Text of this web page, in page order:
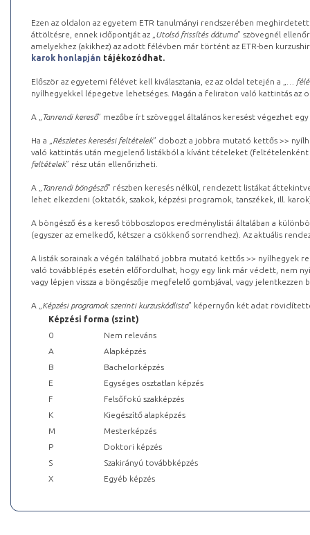
Ezen az oldalon az egyetem ETR tanulmányi rendszerében
áttöltésre, ennek időpontját az „ Utolsó frissítés dátuma” szövegnél
amelyekhez (akikhez) az adott félévben már történt az ETR-ben
karok honlapján tájékozódhat.
Először az egyetemi félévet kell kiválasztania, ez az oldal tetején a „
…
nyílhegyekkel lépegetve lehetséges. Magán a feliraton való kattintás az
A „ Tanrendi kereső” mezőbe írt szöveggel általános keresést végezhet
Ha a „ Részletes keresési feltételek” dobozt a jobbra mutató kettős >>
való kattintás után megjelenő listákból a kívánt tételeket (feltételenként
feltételek” rész után ellenőrizheti.
A „ Tanrendi böngésző” részben keresés nélkül, rendezett listákat
lehet elkezdeni (oktatók, szakok, képzési programok, tanszékek, ill.
A böngésző és a kereső többoszlopos eredménylistái általában a
(egyszer az emelkedő, kétszer a csökkenő sorrendhez). Az aktuális
A listák sorainak a végén található jobbra mutató kettős >> nyílhegyek
való továbblépés esetén előfordulhat, hogy egy link már védett, nem
vagy lépjen vissza a böngészője megfelelő gombjával, vagy
A „ Képzési programok szerinti kurzuskódlista” képernyőn két adat
Képzési forma (szint)
0
Nem releváns
A
Alapképzés
B
Bachelorképzés
E
Egységes osztatlan képzés
F
Felsőfokú szakképzés
K
Kiegészítő alapképzés
M
Mesterképzés
P
Doktori képzés
S
Szakirányú továbbképzés
X
Egyéb képzés